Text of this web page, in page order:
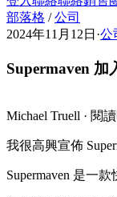
部落格 / 公司
2024年11月12日 ·公
Supermaven 加
Michael Truell · 閱
我很高興宣佈
Supermaven 是一